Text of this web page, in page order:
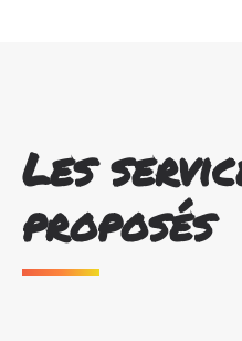
Les
proposés